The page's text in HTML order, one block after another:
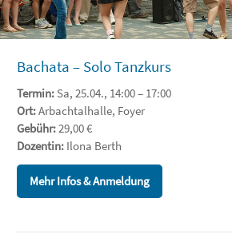
Bachata – Solo Tanzkurs
Termin: Sa, 25.04., 14:00 – 17:00
Ort:Arbachtalhalle, Foyer
Gebühr:29,00 €
Dozentin: Ilona Berth
Mehr Infos & Anmeldung